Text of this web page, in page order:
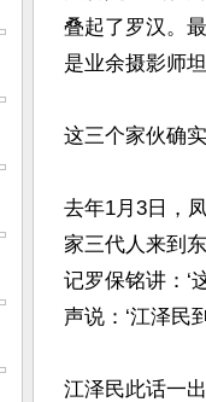
叠起了罗汉。
是业余摄影师
这三个家伙确
去年1月3日，
家三代人来到
记罗保铭讲：‘
声说：‘江泽民
江泽民此话一